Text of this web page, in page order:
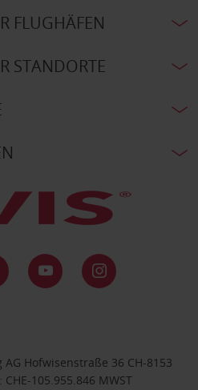
FLUGHÄFEN
STANDORTE
Hofwisenstraße 36 CH-8153
105.955.846 MWST